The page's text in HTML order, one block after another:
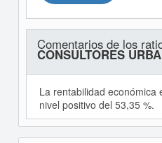
Comentarios de los
CONSULTORES
La rentabilidad económica
nivel positivo del 53,35 %.